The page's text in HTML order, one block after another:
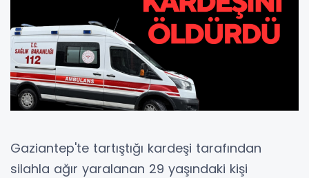
Gaziantep'te tartıştığı kardeşi tarafından
silahla ağır yaralanan 29 yaşındaki kişi